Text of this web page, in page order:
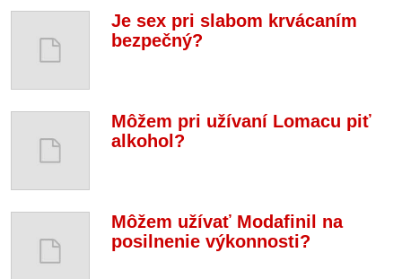
Je sex pri slabom krvácaním
bezpečný?
Môžem pri užívaní Lomacu piť
alkohol?
Môžem užívať Modafinil na
posilnenie výkonnosti?